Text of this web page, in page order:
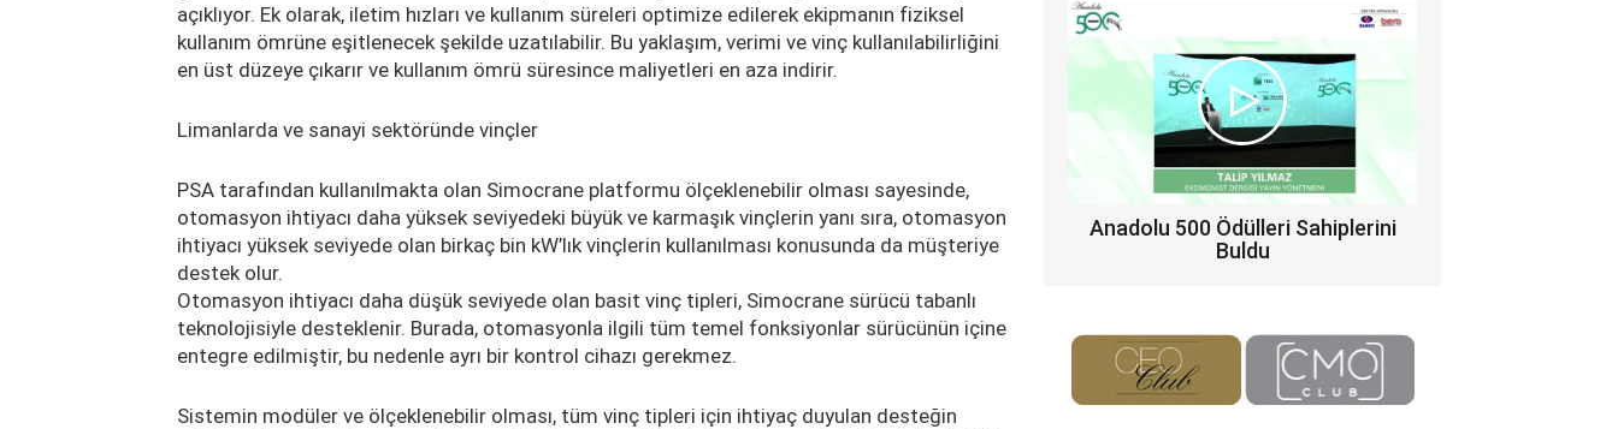
açıklıyor. Ek olarak, iletim hızları ve kullanım süreleri optimize edilerek ekipmanın fiziksel
kullanım ömrüne eşitlenecek şekilde uzatılabilir. Bu yaklaşım, verimi ve vinç kullanılabilirliğini
en üst düzeye çıkarır ve kullanım ömrü süresince maliyetleri en aza indirir.
Limanlarda ve sanayi sektöründe vinçler
PSA tarafından kullanılmakta olan Simocrane platformu ölçeklenebilir olması sayesinde,
otomasyon ihtiyacı daha yüksek seviyedeki büyük ve karmaşık vinçlerin yanı sıra, otomasyon
ihtiyacı yüksek seviyede olan birkaç bin kW’lık vinçlerin kullanılması konusunda da müşteriye
destek olur.
Otomasyon ihtiyacı daha düşük seviyede olan basit vinç tipleri, Simocrane sürücü tabanlı
teknolojisiyle desteklenir. Burada, otomasyonla ilgili tüm temel fonksiyonlar sürücünün içine
entegre edilmiştir, bu nedenle ayrı bir kontrol cihazı gerekmez.
Sistemin modüler ve ölçeklenebilir olması, tüm vinç tipleri için ihtiyaç duyulan desteğin
Anadolu 500 Ödülleri Sahiplerini
Buldu